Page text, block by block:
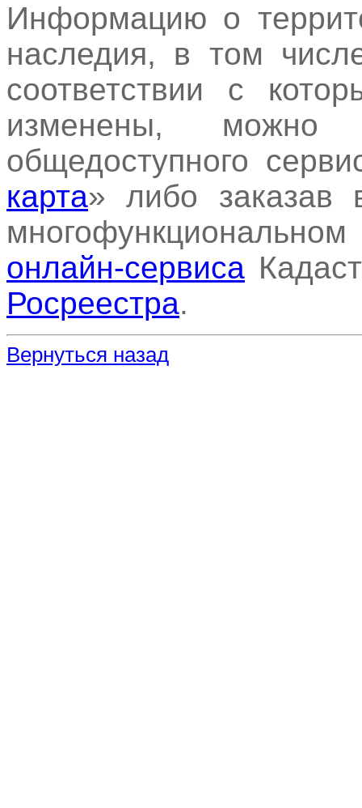
Информацию о
наследия, в том
соответствии с
изменены,
общедоступного
карта» либо
онлайн-сервиса
Росреестра.
Вернуться назад